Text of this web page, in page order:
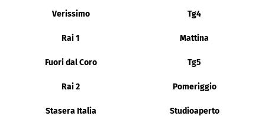
Verissimo Tg4
Rai 1 Mattina
Fuori dal Coro Tg5
Rai 2 Pomeriggio
Stasera Italia Studioaperto